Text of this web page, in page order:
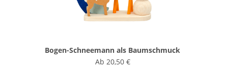
Bogen-Schneemann als Baumschmuck
Ab 20,50 €